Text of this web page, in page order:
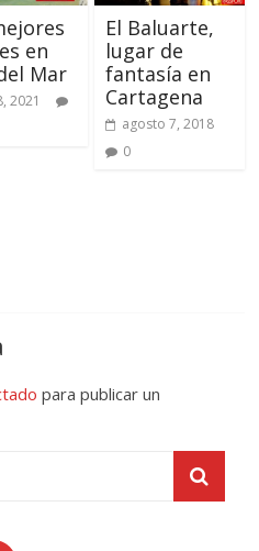
en
Mar
2021
El Baluarte,
lugar de
fantasía en
Cartagena
agosto 7, 2018
0
para publicar un